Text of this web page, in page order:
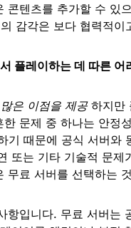
콘텐츠를 추가할 수 있
감각은 보다 협력적
플레이하는 데 따른 어
은 이점을 제공하지만
문제 중 하나는 안정
기 때문에 공식 서버와
또는 기타 기술적 문
무료 서버를 선택하는
항입니다. 무료 서버는